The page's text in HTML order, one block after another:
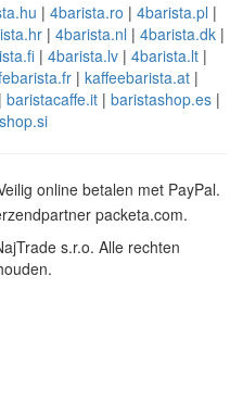
| 4barista.ro | 4barista.pl |
| 4barista.nl | 4barista.dk|
| 4barista.lv | 4barista.lt |
| kaffeebarista.at|
| baristacaffe.it| baristashop.es|
s.r.o. Alle rechten